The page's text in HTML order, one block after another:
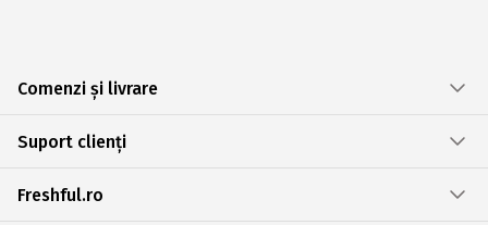
Comenzi și livrare
Suport clienți
Freshful.ro